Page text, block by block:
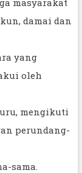
damai dan
yang
oleh
mengikuti
perundang-
sama.